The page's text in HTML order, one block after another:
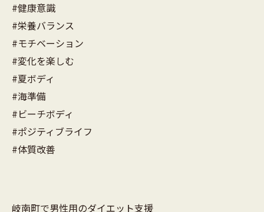
#健康意識
#栄養バランス
#モチベーション
#変化を楽しむ
#夏ボディ
#海準備
#ビーチボディ
#ポジティブライフ
#体質改善
岐南町で男性用のダイエット支援